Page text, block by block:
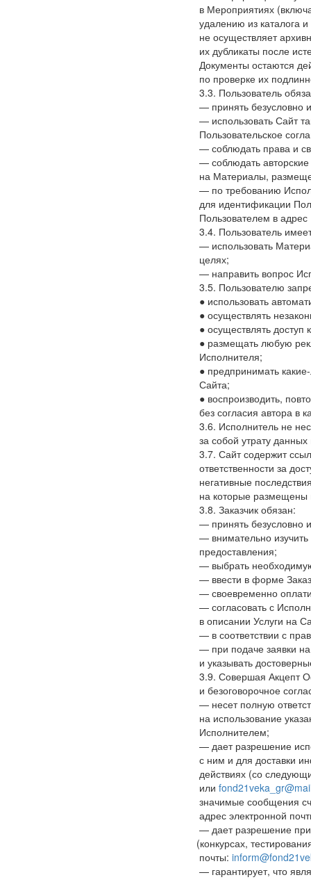
в Мероприятиях
удалению из каталога
не осуществляет
их дубликаты после
Документы остаются
по проверке их
3.3. Пользователь
— принять безусловно
— использовать Сайт
Пользовательское
— соблюдать права и
— соблюдать
на Материалы,
— по требованию
для идентификации
Пользователем в
3.4. Пользователь
— использовать
целях;
— направить вопрос
3.5. Пользователю
● использовать
● осуществлять
● осуществлять
● размещать любую
Исполнителя;
● предпринимать
Сайта;
● воспроизводить,
без согласия автора в
3.6. Исполнитель не
за собой утрату
3.7. Сайт содержит
ответственности за
негативные
на которые размещены
3.8. Заказчик обязан:
— принять
— внимательно
предоставления;
— выбрать
— ввести в форме
— своевременно
— согласовать с
в описании Услуги на
— в соответствии с
— при подаче заявки
и указывать
3.9. Совершая Акцепт
и безоговорочное
— несет полную
на использование
Исполнителем;
— дает разрешение
с ним и для доставки
действиях (со
или
значимые сообщения
адрес электронной
— дает разрешение
(конкурсах,
почты:
— гарантирует, что